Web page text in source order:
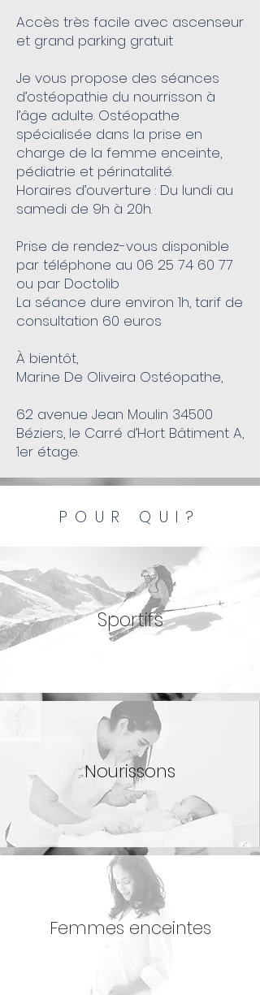
Accès très facile avec ascenseur
et grand parking gratuit
Je vous propose des séances
d’ostéopathie du nourrisson à
l’âge adulte. Ostéopathe
spécialisée dans la prise en
charge de la femme enceinte,
pédiatrie et périnatalité.
Horaires d’ouverture : Du lundi au
samedi de 9h à 20h.
Prise de rendez-vous disponible
par téléphone au 06 25 74 60 77
ou par Doctolib
La séance dure environ 1h, tarif de
consultation 60 euros
À bientôt,
Marine De Oliveira Ostéopathe,
62 avenue Jean Moulin 34500
Béziers, le Carré d’Hort Bâtiment A,
1er étage.
POUR QUI?
Sportifs
Nourissons
Femmes enceintes